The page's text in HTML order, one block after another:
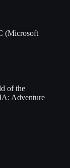
(Microsoft
of the
Adventure